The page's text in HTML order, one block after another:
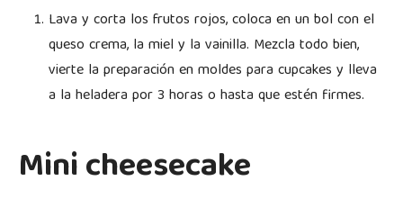
Lava y corta los frutos rojos, coloca en un bol con el
queso crema, la miel y la vainilla. Mezcla todo bien,
vierte la preparación en moldes para cupcakes y lleva
a la heladera por 3 horas o hasta que estén firmes.
Mini cheesecake